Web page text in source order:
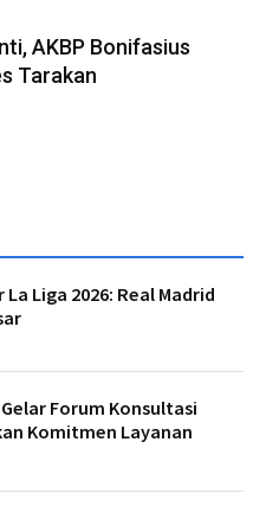
AKBP Bonifasius
Tarakan
Liga 2026: Real Madrid
Gelar Forum Konsultasi
Komitmen Layanan